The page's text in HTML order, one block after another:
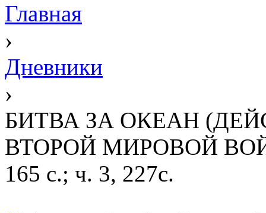
Главная
›
Дневники
›
БИТВА ЗА ОКЕАН
ВТОРОЙ МИРОВОЙ
165 с.; ч. 3, 227с.